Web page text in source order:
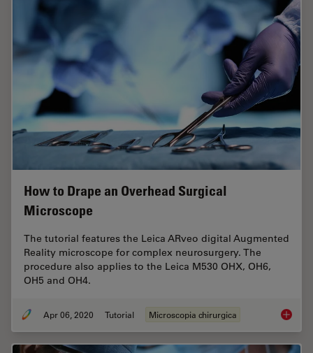
How to Drape an Overhead Surgical
Microscope
The tutorial features the Leica ARveo digital Augmented
Reality microscope for complex neurosurgery. The
procedure also applies to the Leica M530 OHX, OH6,
OH5 and OH4.
Apr 06, 2020 Tutorial Microscopia chirurgica How to